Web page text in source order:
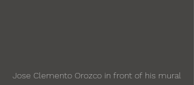
Jose Clemento Orozco in front of his mural